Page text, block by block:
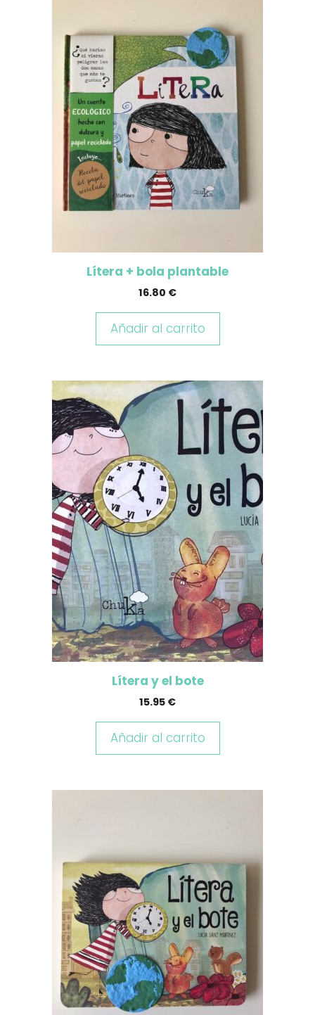
Lítera + bola plantable
16.80 €
Añadir al carrito
Lítera y el bote
15.95 €
Añadir al carrito